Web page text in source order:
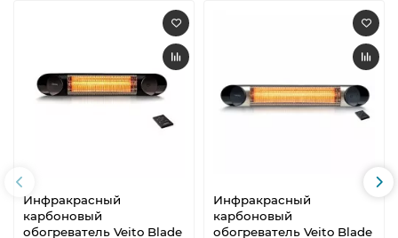
Инфракрасный
карбоновый
обогреватель Veito Blade
Инфракрасный
карбоновый
обогреватель Veito Blade